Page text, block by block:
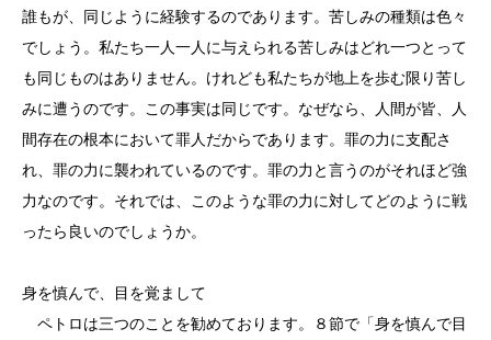
誰もが、同じように経験するのであります。苦しみの種類は色々
でしょう。私たち一人一人に与えられる苦しみはどれ一つとって
も同じものはありません。けれども私たちが地上を歩む限り苦し
みに遭うのです。この事実は同じです。なぜなら、人間が皆、人
間存在の根本において罪人だからであります。罪の力に支配さ
れ、罪の力に襲われているのです。罪の力と言うのがそれほど強
力なのです。それでは、このような罪の力に対してどのように戦
ったら良いのでしょうか。
身を慎んで、目を覚まして
ペトロは三つのことを勧めております。８節で「身を慎んで目